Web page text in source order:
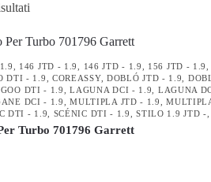
, 146 JTD - 1.9, 146 JTD - 1.9, 156 JTD - 1.9,
DTI - 1.9, COREASSY, DOBLÓ JTD - 1.9,
DTI - 1.9,LAGUNA DCI - 1.9, LAGUNA
DCI - 1.9,MULTIPLA JTD - 1.9,
DTI - 1.9, SCÉNIC DTI - 1.9,STILO 1.9 JTD -
Turbo 701796 Garrett